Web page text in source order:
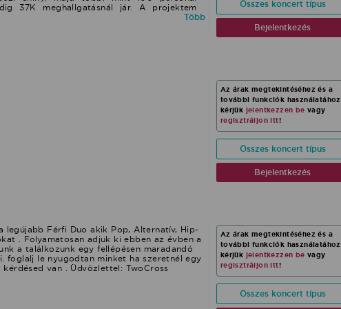
37K meghallgatásnál jár. A projektem
a Covid első hullámával, így az élő
(basszushangszerek) és Macskin Dávid
Több
Összes koncert típus
Bejelentkezés
Az árak megtekintéséhez és a
további funkciók használatához
kérjük jelentkezzen be vagy
regisztráljon itt!
Összes koncert típus
Bejelentkezés
legújabb Férfi Duo akik Pop, Alternatív, Hip-
. Folyamatosan adjuk ki ebben az évben a
a találkozunk egy fellépésen maradandó
foglalj le nyugodtan minket ha szeretnél egy
van . Üdvözlettel: TwoCross
Az árak megtekintéséhez és a
további funkciók használatához
kérjük jelentkezzen be vagy
regisztráljon itt!
Összes koncert típus